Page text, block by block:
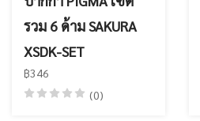
รวม 6 ด้าม SAKURA
XSDK-SET
฿346
(0)